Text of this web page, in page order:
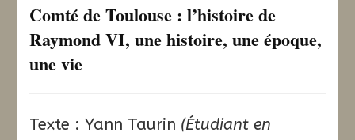
Comté de Toulouse : l’histoire de
Raymond VI, une histoire, une époque,
une vie
Texte : Yann Taurin (Étudiant en